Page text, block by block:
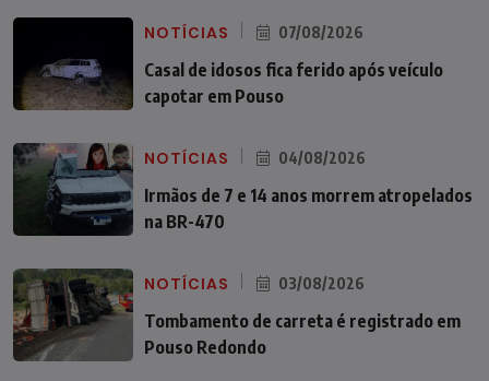
NOTÍCIAS 07/08/2026
Casal de idosos fica ferido após veículo
capotar em Pouso
NOTÍCIAS 04/08/2026
Irmãos de 7 e 14 anos morrem atropelados
na BR-470
NOTÍCIAS 03/08/2026
Tombamento de carreta é registrado em
Pouso Redondo